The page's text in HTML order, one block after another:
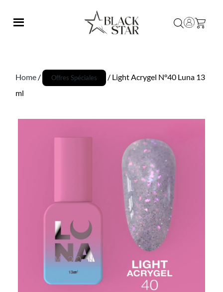
Home / Offres Spéciales
/ Light Acrygel N°40 Luna 13
ml